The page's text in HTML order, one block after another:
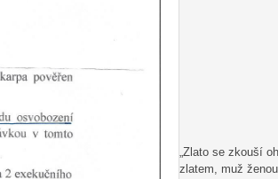
„Zlato se zkouší
zlatem, muž